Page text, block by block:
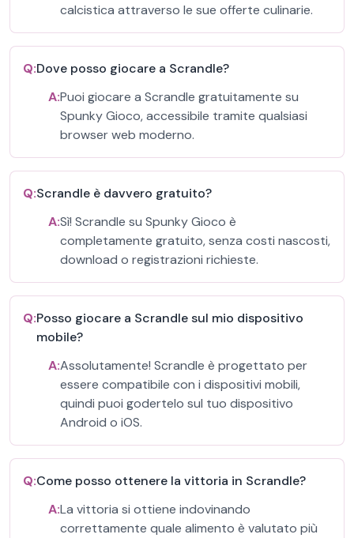
calcistica attraverso le sue offerte culinarie.
Q:Dove posso giocare a Scrandle?
A:Puoi giocare a Scrandle gratuitamente su
Spunky Gioco, accessibile tramite qualsiasi
browser web moderno.
Q:Scrandle è davvero gratuito?
A:Sì! Scrandle su Spunky Gioco è
completamente gratuito, senza costi nascosti,
download o registrazioni richieste.
Q:Posso giocare a Scrandle sul mio dispositivo
mobile?
A:Assolutamente! Scrandle è progettato per
essere compatibile con i dispositivi mobili,
quindi puoi godertelo sul tuo dispositivo
Android o iOS.
Q:Come posso ottenere la vittoria in Scrandle?
A:La vittoria si ottiene indovinando
correttamente quale alimento è valutato più